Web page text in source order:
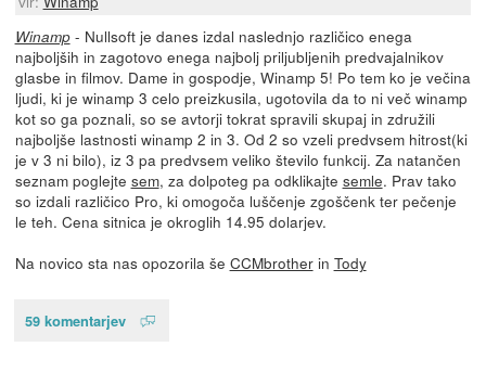
Winamp- Nullsoft je danes izdal naslednjo različico enega
najboljših in zagotovo enega najbolj priljubljenih predvajalnikov
glasbe in filmov. Dame in gospodje, Winamp 5! Po tem ko je večina
ljudi, ki je winamp 3 celo preizkusila, ugotovila da to ni več winamp
kot so ga poznali, so se avtorji tokrat spravili skupaj in združili
najboljše lastnosti winamp 2 in 3. Od 2 so vzeli predvsem hitrost(ki
je v 3 ni bilo), iz 3 pa predvsem veliko število funkcij. Za natančen
seznam poglejte sem, za dolpoteg pa odklikajte semle. Prav tako
so izdali različico Pro, ki omogoča luščenje zgoščenk ter pečenje
le teh. Cena sitnica je okroglih 14.95 dolarjev.
Na novico sta nas opozorila še CCMbrotherin Tody
59 komentarjev